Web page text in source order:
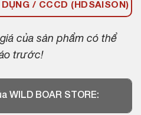
/ CCCD (HDSAISON)
của sản phẩm có thể
trước!
WILD BOAR STORE: